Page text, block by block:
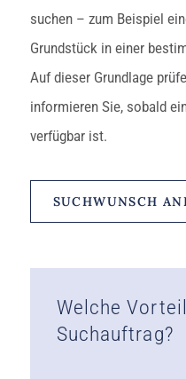
suchen – zum Beispiel
Grundstück in einer
Auf dieser Grundlage
informieren Sie, sobald
verfügbar ist.
SUCHWUNSCH
Welche
Suchauftrag?